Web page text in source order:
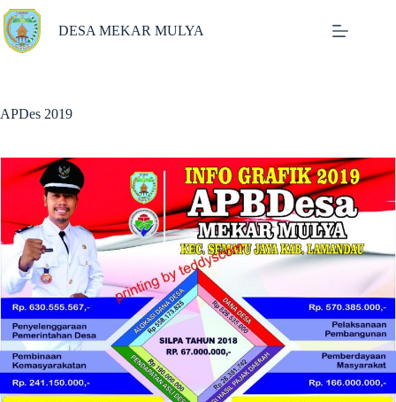
Skip
to
content
DESA MEKAR MULYA
APDes 2019